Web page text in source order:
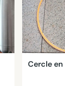
Cercle